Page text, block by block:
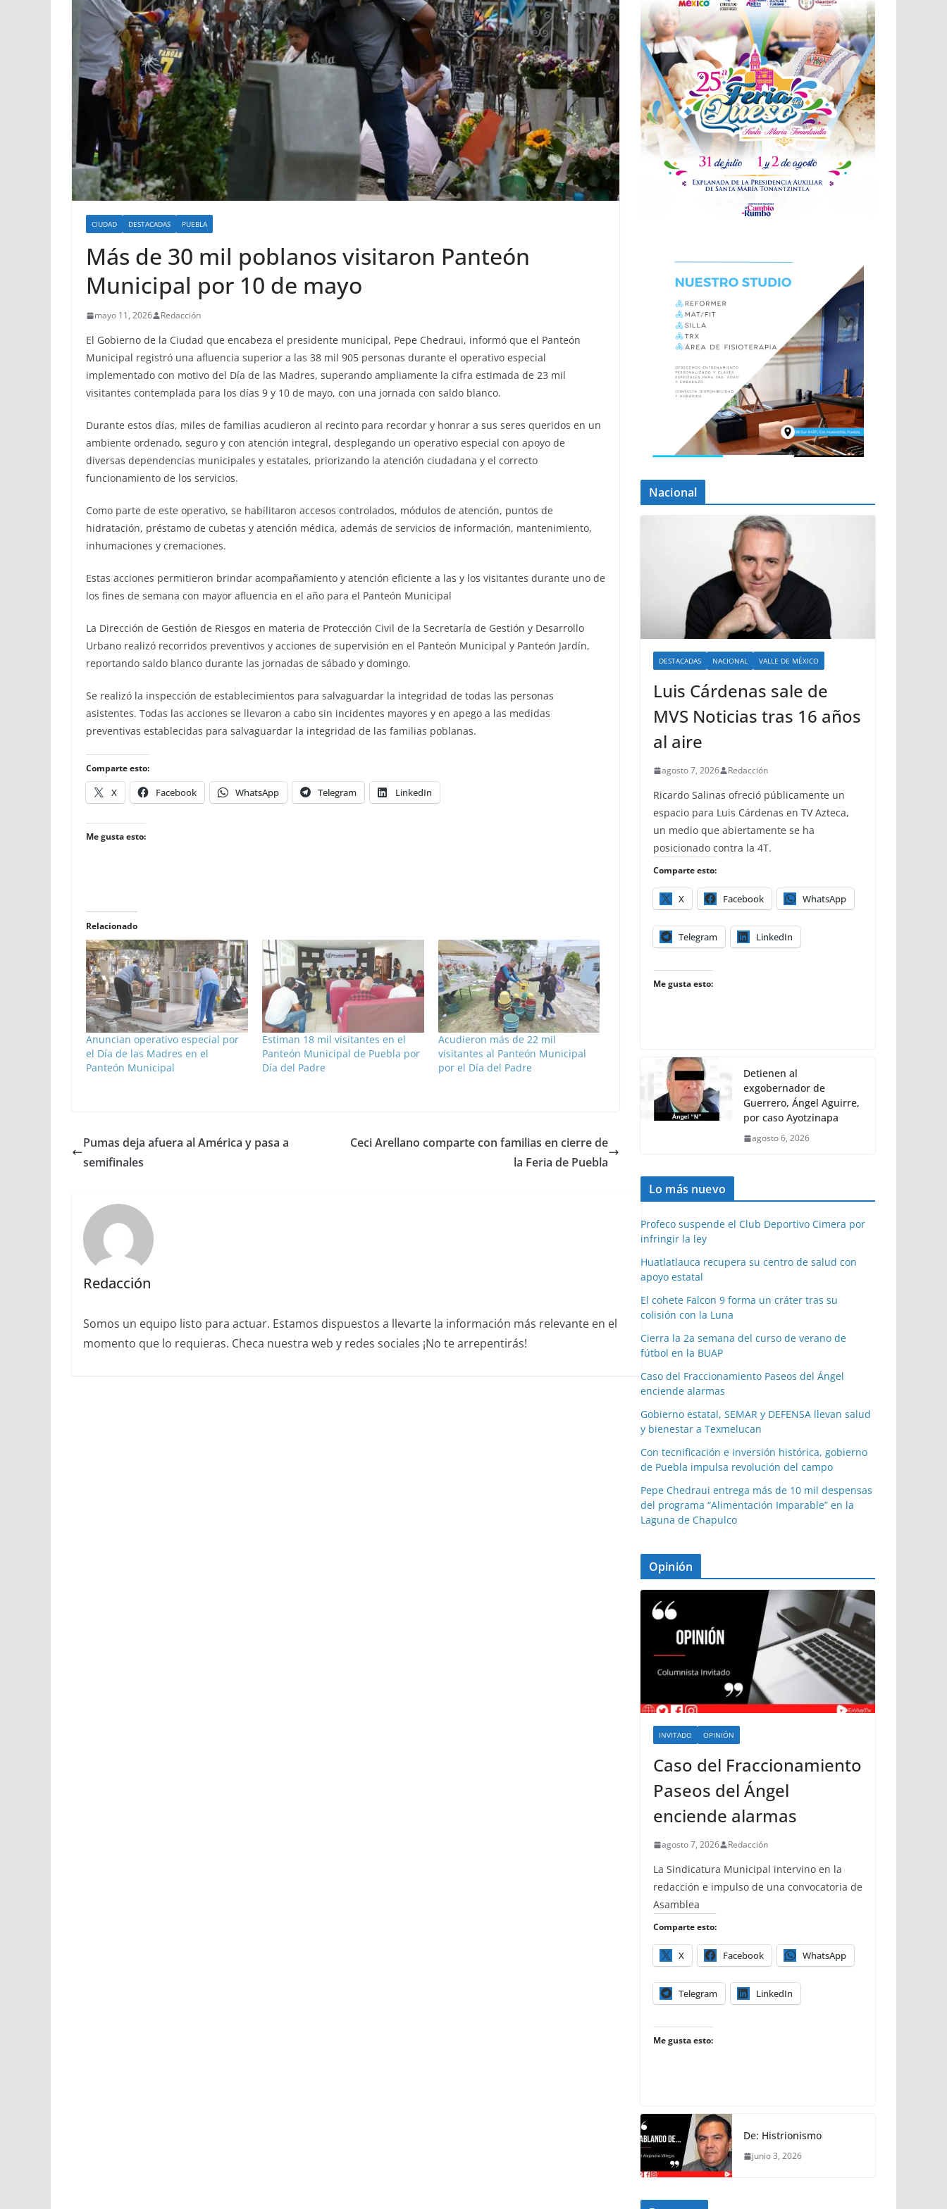
CIUDAD DESTACADAS PUEBLA
Más de 30 mil poblanos visitaron Panteón
Municipal por 10 de mayo
mayo 11, 2026 Redacción
El Gobierno de la Ciudad que encabeza el presidente municipal, Pepe Chedraui, informó que el Panteón
Municipal registró una afluencia superior a las 38 mil 905 personas durante el operativo especial
implementado con motivo del Día de las Madres, superando ampliamente la cifra estimada de 23 mil
visitantes contemplada para los días 9 y 10 de mayo, con una jornada con saldo blanco.
Durante estos días, miles de familias acudieron al recinto para recordar y honrar a sus seres queridos en un
ambiente ordenado, seguro y con atención integral, desplegando un operativo especial con apoyo de
diversas dependencias municipales y estatales, priorizando la atención ciudadana y el correcto
funcionamiento de los servicios.
Como parte de este operativo, se habilitaron accesos controlados, módulos de atención, puntos de
hidratación, préstamo de cubetas y atención médica, además de servicios de información, mantenimiento,
inhumaciones y cremaciones.
Estas acciones permitieron brindar acompañamiento y atención eficiente a las y los visitantes durante uno de
los fines de semana con mayor afluencia en el año para el Panteón Municipal
La Dirección de Gestión de Riesgos en materia de Protección Civil de la Secretaría de Gestión y Desarrollo
Urbano realizó recorridos preventivos y acciones de supervisión en el Panteón Municipal y Panteón Jardín,
reportando saldo blanco durante las jornadas de sábado y domingo.
Se realizó la inspección de establecimientos para salvaguardar la integridad de todas las personas
asistentes. Todas las acciones se llevaron a cabo sin incidentes mayores y en apego a las medidas
preventivas establecidas para salvaguardar la integridad de las familias poblanas.
Comparte esto:
X Facebook WhatsApp Telegram LinkedIn
Me gusta esto:
Relacionado
Anuncian operativo especial por
el Día de las Madres en el
Panteón Municipal
Estiman 18 mil visitantes en el
Panteón Municipal de Puebla por
Día del Padre
Acudieron más de 22 mil
visitantes al Panteón Municipal
por el Día del Padre
Pumas deja afuera al América y pasa a
semifinales
Ceci Arellano comparte con familias en cierre de
la Feria de Puebla
Redacción
Somos un equipo listo para actuar. Estamos dispuestos a llevarte la información más relevante en el
momento que lo requieras. Checa nuestra web y redes sociales ¡No te arrepentirás!
Nacional
DESTACADAS NACIONAL VALLE DE MÉXICO
Luis Cárdenas sale de
MVS Noticias tras 16 años
al aire
agosto 7, 2026 Redacción
Ricardo Salinas ofreció públicamente un
espacio para Luis Cárdenas en TV Azteca,
un medio que abiertamente se ha
posicionado contra la 4T.
Comparte esto:
X Facebook WhatsApp
Telegram LinkedIn
Me gusta esto:
Detienen al
exgobernador de
Guerrero, Ángel Aguirre,
por caso Ayotzinapa
agosto 6, 2026
Lo más nuevo
Profeco suspende el Club Deportivo Cimera por
infringir la ley
Huatlatlauca recupera su centro de salud con
apoyo estatal
El cohete Falcon 9 forma un cráter tras su
colisión con la Luna
Cierra la 2a semana del curso de verano de
fútbol en la BUAP
Caso del Fraccionamiento Paseos del Ángel
enciende alarmas
Gobierno estatal, SEMAR y DEFENSA llevan salud
y bienestar a Texmelucan
Con tecnificación e inversión histórica, gobierno
de Puebla impulsa revolución del campo
Pepe Chedraui entrega más de 10 mil despensas
del programa “Alimentación Imparable” en la
Laguna de Chapulco
Opinión
INVITADO OPINIÓN
Caso del Fraccionamiento
Paseos del Ángel
enciende alarmas
agosto 7, 2026 Redacción
La Sindicatura Municipal intervino en la
redacción e impulso de una convocatoria de
Asamblea
Comparte esto:
X Facebook WhatsApp
Telegram LinkedIn
Me gusta esto:
De: Histrionismo
junio 3, 2026